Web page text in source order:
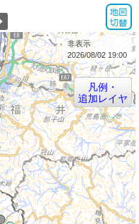
非表示
2026/08/02 19:00
凡例・
追加レイヤ